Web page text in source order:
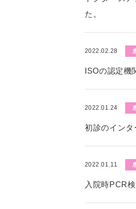
た。
2022.02.28
ISOの認定
2022.01.24
初診のインタ
2022.01.11
入院時PCR